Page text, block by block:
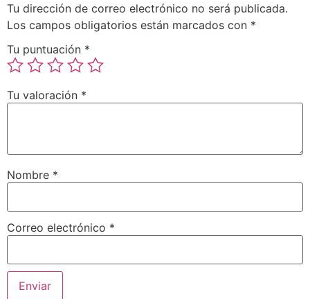
Tu dirección de correo electrónico no será publicada.
Los campos obligatorios están marcados con *
Tu puntuación *
Tu valoración *
Nombre *
Correo electrónico *